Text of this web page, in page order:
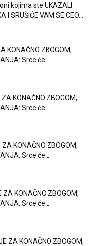
kojima ste UKAZALI
I SRUŠIĆE VAM SE CEO...
KONAČNO ZBOGOM,
Srce će...
ZA KONAČNO ZBOGOM,
Srce će...
ZA KONAČNO ZBOGOM,
Srce će...
ZA KONAČNO ZBOGOM,
Srce će...
ZA KONAČNO ZBOGOM,